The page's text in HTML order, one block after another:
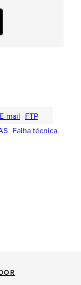
E-mail FTP
Falha técnica